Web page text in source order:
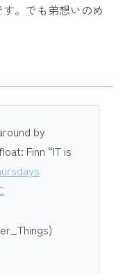
。でも弟想いのめ
by
Finn “IT is